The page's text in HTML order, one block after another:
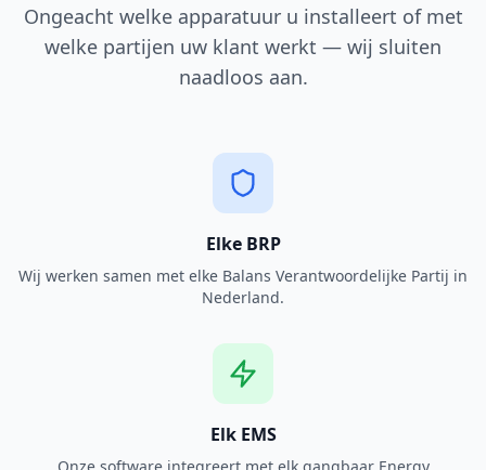
Ongeacht welke apparatuur u installeert of met
welke partijen uw klant werkt — wij sluiten
naadloos aan.
Elke BRP
Wij werken samen met elke Balans Verantwoordelijke Partij in
Nederland.
Elk EMS